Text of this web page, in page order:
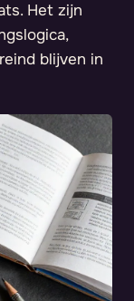
Het zijn
blijven in